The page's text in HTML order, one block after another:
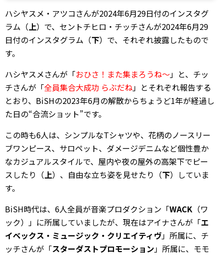
ハシヤスメ・アツコさんが2024年6月29日付のインスタグ
ラム（ 上）で、セントチヒロ・チッチさんが2024年6月29
日付のインスタグラム（下）で、それぞれ披露したもので
す。
ハシヤスメさんが「おひさ！また集まろうね～」と、チッ
チさんが「全員集合大成功 らぶだね」とそれぞれ報告する
とおり、BiSHの2023年6月の解散からちょうど1年が経過し
た日の“合流ショット”です。
この時も6人は、シンプルなTシャツや、花柄のノースリー
ブワンピース、サロペット、ダメージデニムなど個性豊か
なカジュアルスタイルで、屋内や夜の屋外の高架下でピー
スしたり（ 上）、自由な立ち姿を見せたり（下）していま
す。
BiSH時代は、6人全員が音楽プロダクション「WACK （ワ
ック）」に所属していましたが、現在はアイナさんが「エ
イベックス・ミュージック・クリエイティヴ」所属に、チ
ッチさんが「スターダストプロモーション 」所属に、モモ